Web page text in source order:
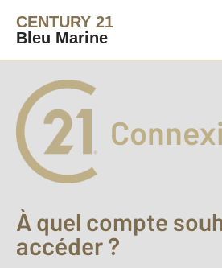
CENTURY 21
Bleu Marine
À quel compte
accéder ?